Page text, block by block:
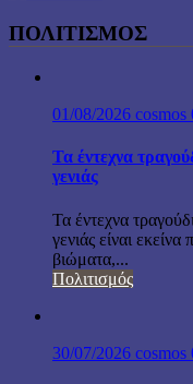
ΠΟΛΙΤΙΣΜΟΣ
01/08/2026 cosmos
Τα έντεχνα
γενιάς
Τα έντεχνα
γενιάς είναι
βιώματα,...
Πολιτισμός
30/07/2026 cosmos